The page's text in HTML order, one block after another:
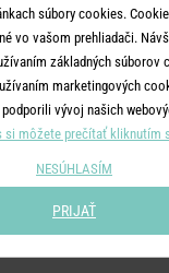
domácich zvierat.
sviečky v blízkosti
horiace sviečky
priemer 8 cm, V 9
s certifikáciou
parafín, sklo
S
súbory cookies.
vo vašom prehliadači.
základných súborov
marketingových
vývoj našich
si môžete prečítať kliknutím
NESÚHLASÍM
PRIJAŤ